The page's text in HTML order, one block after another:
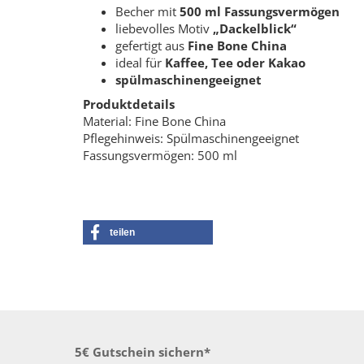
Becher mit 500 ml Fassungsvermögen
liebevolles Motiv „Dackelblick“
gefertigt aus Fine Bone China
ideal für Kaffee, Tee oder Kakao
spülmaschinengeeignet
Produktdetails
Material: Fine Bone China
Pflegehinweis: Spülmaschinengeeignet
Fassungsvermögen: 500 ml
teilen
5€ Gutschein sichern*